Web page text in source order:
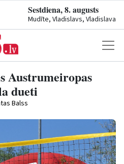
Sestdiena, 8. augusts
Mudīte, Vladislavs, Vladislava
Austrumeiropas
dueti
Balss